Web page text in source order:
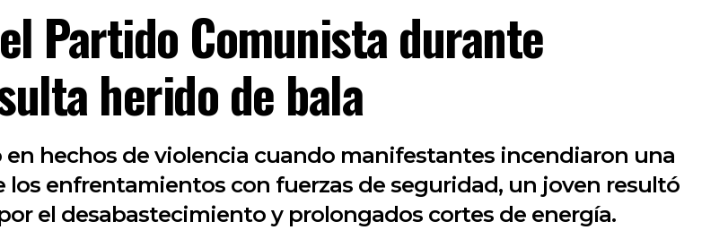
Partido Comunista durante
herido de bala
hechos de violencia cuando manifestantes incendiaron una
enfrentamientos con fuerzas de seguridad, un joven resultó
el desabastecimiento y prolongados cortes de energía.